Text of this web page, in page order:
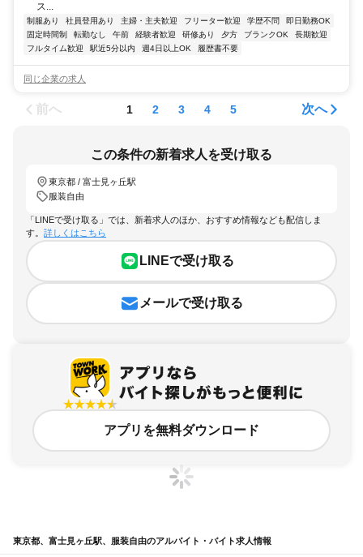
ス...
制服あり 社員登用あり 主婦・主夫歓迎 フリーター歓迎 学歴不問
即日勤務OK
固定時間制
転勤なし 午前 経験者歓迎 研修あり 夕方 ブランクOK
長期歓迎
フルタイム歓迎
駅近5分以内 週4日以上OK 履歴書不要
同じ企業の求人
前へ 1 2 3 4 5 次へ
この条件の新着求人を受け取る
東京都 / 富士見ヶ丘駅
服装自由
「LINEで受け取る」では、新着求人のほか、おすすめ情報なども配信しま
す。 詳しくはこちら
LINEで受け取る
メールで受け取る
アプリを無料ダウンロード
東京都、富士見ヶ丘駅、服装自由のアルバイト・バイト求人情報